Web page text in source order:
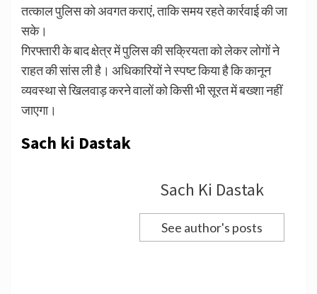
तत्काल पुलिस को अवगत कराएं, ताकि समय रहते कार्रवाई की जा
सके।
गिरफ्तारी के बाद क्षेत्र में पुलिस की सक्रियता को लेकर लोगों ने
राहत की सांस ली है। अधिकारियों ने स्पष्ट किया है कि कानून
व्यवस्था से खिलवाड़ करने वालों को किसी भी सूरत में बख्शा नहीं
जाएगा।
Sach ki Dastak
Sach Ki Dastak
See author's posts